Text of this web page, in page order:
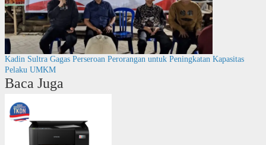
Kadin Sultra Gagas Perseroan Perorangan untuk Peningkatan Kapasitas
Pelaku UMKM
Baca Juga